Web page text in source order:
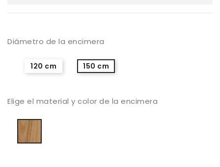
Diámetro de la encimera
120 cm 150 cm
Elige el material y color de la encimera
natural